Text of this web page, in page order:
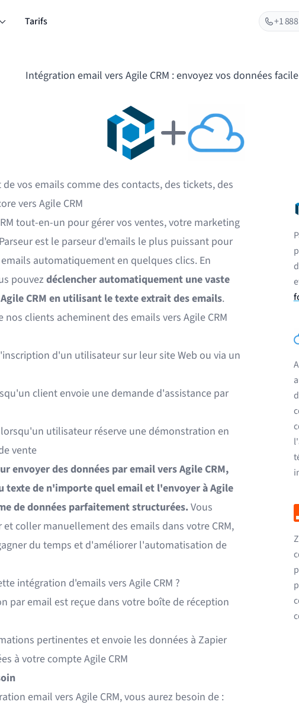
Tarifs +1
Intégration email vers Agile CRM : envoyez vos données
vos emails comme des contacts, des tickets, des
vers Agile CRM
tout-en-un pour gérer vos ventes, votre marketing
est le parseur d'emails le plus puissant pour
automatiquement en quelques clics. En
pouvezdéclencher automatiquement une vaste
CRM en utilisant le texte extrait des emails.
nos clients acheminent des emails vers Agile CRM
d'un utilisateur sur leur site Web ou via un
client envoie une demande d'assistance par
utilisateur réserve une démonstration en
vente
envoyer des données par email vers Agile CRM,
texte de n'importe quel email et l'envoyer à Agile
de données parfaitement structurées.Vous
et coller manuellement des emails dans votre CRM,
du temps et d'améliorer l'automatisation de
intégration d'emails vers Agile CRM ?
par email est reçue dans votre boîte de réception
pertinentes et envoie les données à Zapier
à votre compte Agile CRM
email vers Agile CRM, vous aurez besoin de :